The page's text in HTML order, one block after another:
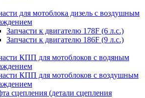
для мотоблока дизель с воздушным
Запчасти к двигателю 178F (6 л.с.)
Запчасти к двигателю 186F (9 л.с.)
КПП для мотоблоков с водяным
КПП для мотоблоков с воздушным
сцепления (детали сцепления